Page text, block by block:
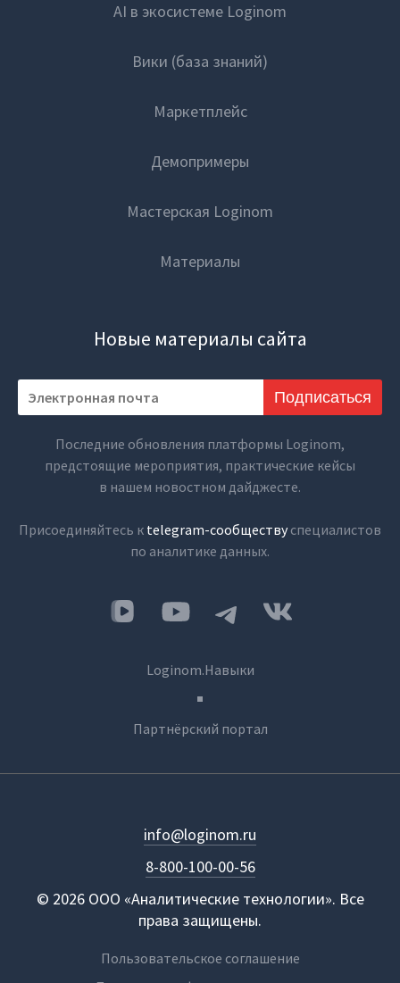
AI в экосистеме Loginom
Вики (база знаний)
Маркетплейс
Демопримеры
Мастерская Loginom
Материалы
Новые материалы сайта
Подписаться
Последние обновления платформы Loginom,
предстоящие мероприятия, практические кейсы
в нашем новостном дайджесте.
Присоединяйтесь к telegram-сообществу специалистов
по аналитике данных.
Loginom.Навыки
Партнёрский портал
© 2026 ООО «Аналитические технологии». Все
права защищены.
8-800-100-00-56
info@loginom.ru
Пользовательское соглашение